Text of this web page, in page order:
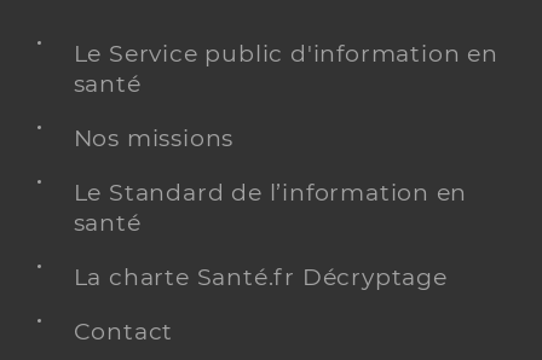
Le Service public d'information en
santé
Nos missions
Le Standard de l’information en
santé
La charte Santé.fr Décryptage
Contact